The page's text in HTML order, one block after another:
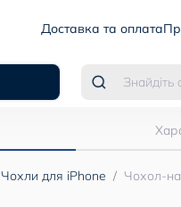
Доставка та оплата
Чохли для iPhone Чохол-